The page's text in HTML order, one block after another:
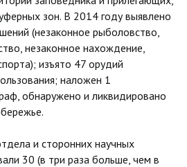
зон. В 2014 году выявлено
(незаконное рыболовство,
незаконное нахождение,
изъято 47 орудий
наложен 1
обнаружено и ликвидировано
и сторонних научных
30 (в три раза больше, чем в